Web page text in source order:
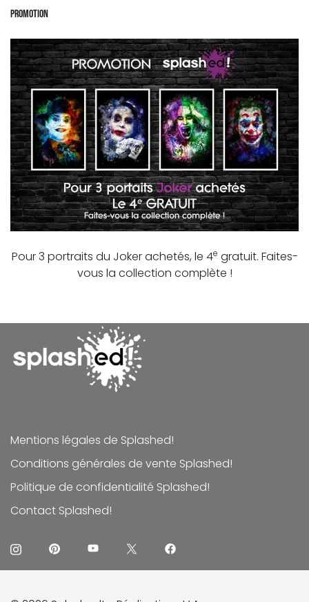
Promotion
Pour 3 portraits du Joker achetés, le 4e gratuit. Faites-
vous la collection complète !
Mentions légales de Splashed!
Conditions générales de vente Splashed!
Politique de confidentialité Splashed!
Contact Splashed!